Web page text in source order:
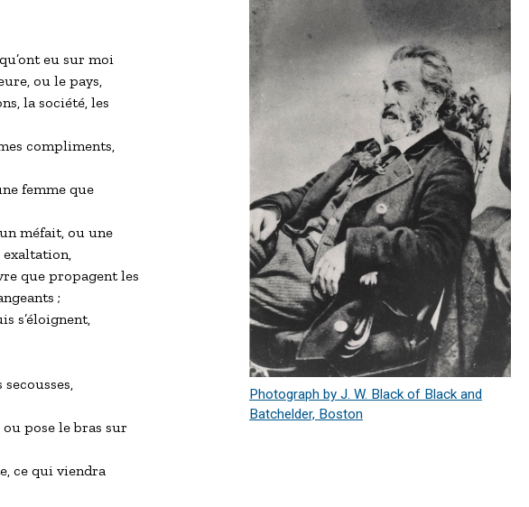
eu sur moi
ou le pays,
la société, les
compliments,
femme que
méfait, ou une
exaltation,
que propagent les
;
s’éloignent,
pose le bras sur
ce qui viendra
Photograph by J. W. Black of Black and
Batchelder, Boston